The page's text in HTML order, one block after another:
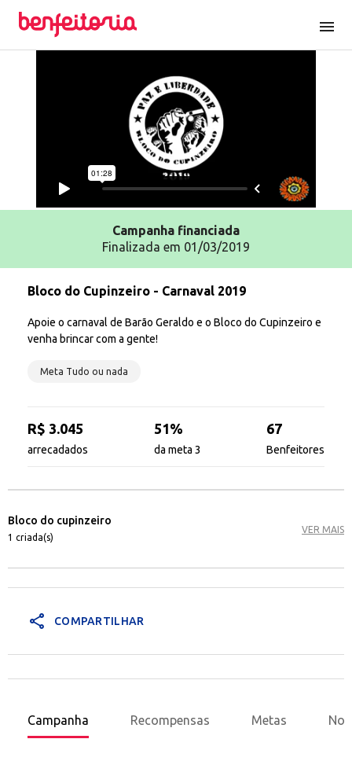
menu
Campanha financiada
Finalizada em 01/03/2019
Bloco do Cupinzeiro - Carnaval 2019
Apoie o carnaval de Barão Geraldo e o Bloco do Cupinzeiro e
venha brincar com a gente!
Meta Tudo ou nada
R$ 3.045
arrecadados
51%
da meta 3
67
Benfeitores
Bloco do cupinzeiro
1 criada(s)
VER MAIS
share COMPARTILHAR
Campanha Recompensas Metas